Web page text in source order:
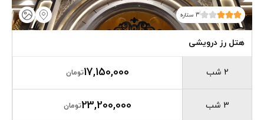
3 ستاره
هتل رز درویشی
2 شب
3 شب
17,150,000تومان
23,200,000تومان